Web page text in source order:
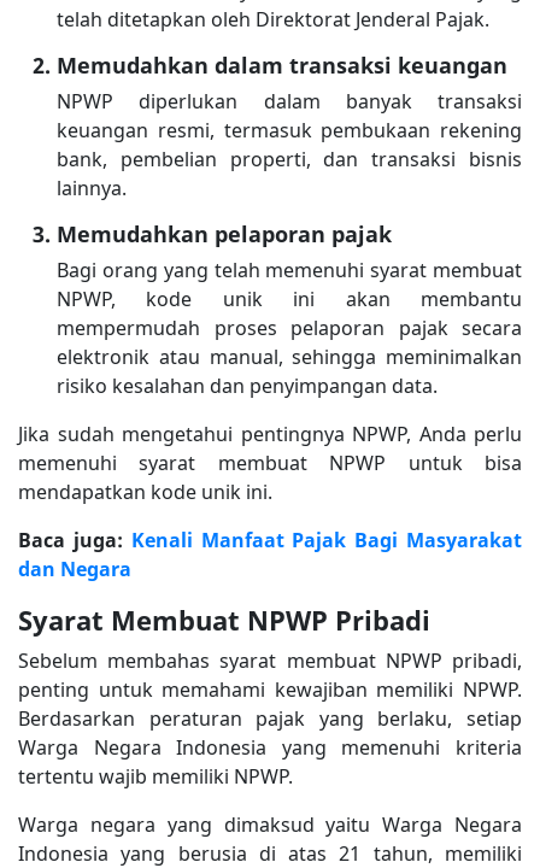
telah ditetapkan oleh Direktorat Jenderal Pajak.
Memudahkan dalam transaksi keuangan
NPWP diperlukan dalam banyak transaksi
keuangan resmi, termasuk pembukaan rekening
bank, pembelian properti, dan transaksi bisnis
lainnya.
Memudahkan pelaporan pajak
Bagi orang yang telah memenuhi syarat membuat
NPWP, kode unik ini akan membantu
mempermudah proses pelaporan pajak secara
elektronik atau manual, sehingga meminimalkan
risiko kesalahan dan penyimpangan data.
Jika sudah mengetahui pentingnya NPWP, Anda perlu
memenuhi syarat membuat NPWP untuk bisa
mendapatkan kode unik ini.
Baca juga: Kenali Manfaat Pajak Bagi Masyarakat
dan Negara
Syarat Membuat NPWP Pribadi
Sebelum membahas syarat membuat NPWP pribadi,
penting untuk memahami kewajiban memiliki NPWP.
Berdasarkan peraturan pajak yang berlaku, setiap
Warga Negara Indonesia yang memenuhi kriteria
tertentu wajib memiliki NPWP.
Warga negara yang dimaksud yaitu Warga Negara
Indonesia yang berusia di atas 21 tahun, memiliki